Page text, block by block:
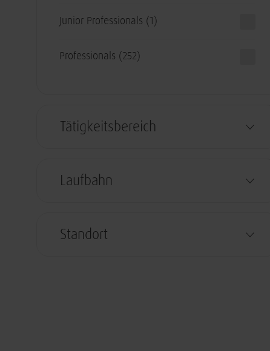
Junior Professionals (1)
Professionals (252)
Tätigkeitsbereich
Laufbahn
Standort